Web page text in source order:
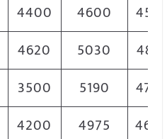
4400 4600
4620 5030
3500 5190
4200 4975